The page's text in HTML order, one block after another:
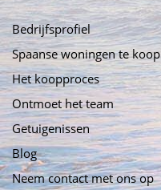
Bedrijfsprofiel
Spaanse woningen te koop
Het koopproces
Ontmoet het team
Getuigenissen
Blog
Neem contact met ons op